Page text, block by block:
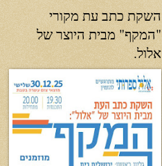
השקת כתב עת מקורי
"המקף" מבית היוצר של
אלול.